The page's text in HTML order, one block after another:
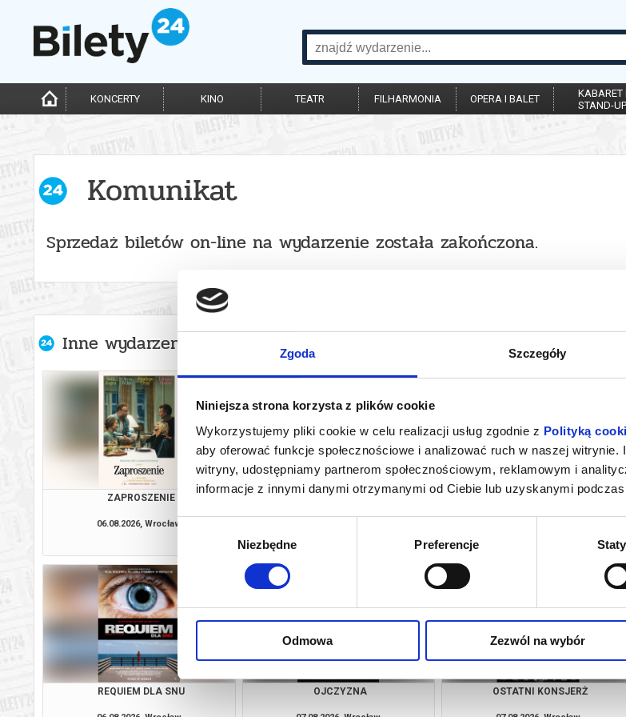
Zgoda Szczegóły
Niniejsza strona korzysta z plików cookie
Wykorzystujemy pliki cookie w celu realizacji usług zgodnie z Polityką
aby oferować funkcje społecznościowe i analizować ruch w naszej
witryny, udostępniamy partnerom społecznościowym, reklamowym i
informacje z innymi danymi otrzymanymi od Ciebie lub uzyskanymi
Wybór
Niezbędne Preferencje
Odmowa Zezwól na wybór
KONCERTY KINO TEATR FILHARMONIA OPERA I BALET
KABARET I
STAND-UP
Komunikat
Sprzedaż biletów on-line na wydarzenie została zakończona.
Inne wydarzenia organizatora
ZAPROSZENIE
06.08.2026, Wrocław
OSTATNI KONSJERŻ
kup bilet
CHINATOWN | 10/10 KLASYKA
kup bilet
REQUIEM DLA SNU OJCZYZNA OSTATNI KONSJERŻ